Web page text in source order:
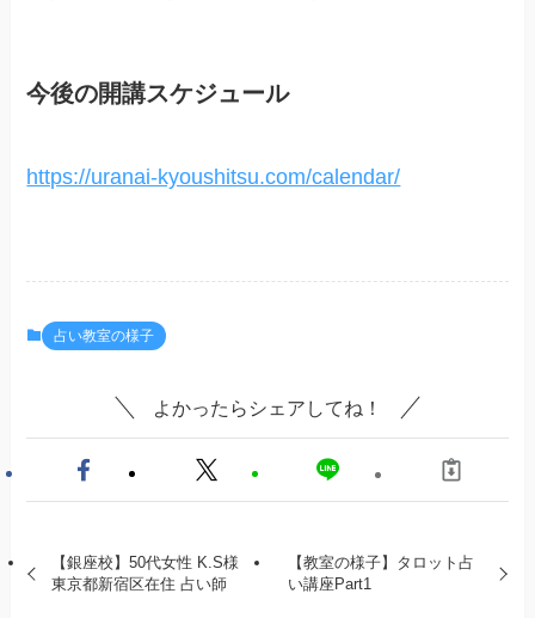
今後の開講スケジュール
https://uranai-kyoushitsu.com/calendar/
占い教室の様子
よかったらシェアしてね！
【銀座校】50代女性 K.S様
東京都新宿区在住 占い師
【教室の様子】タロット占
い講座Part1